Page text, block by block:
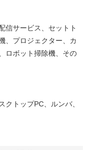
信サービス、セットト
、プロジェクター、カ
ロボット掃除機、その
クトップPC、ルンバ、